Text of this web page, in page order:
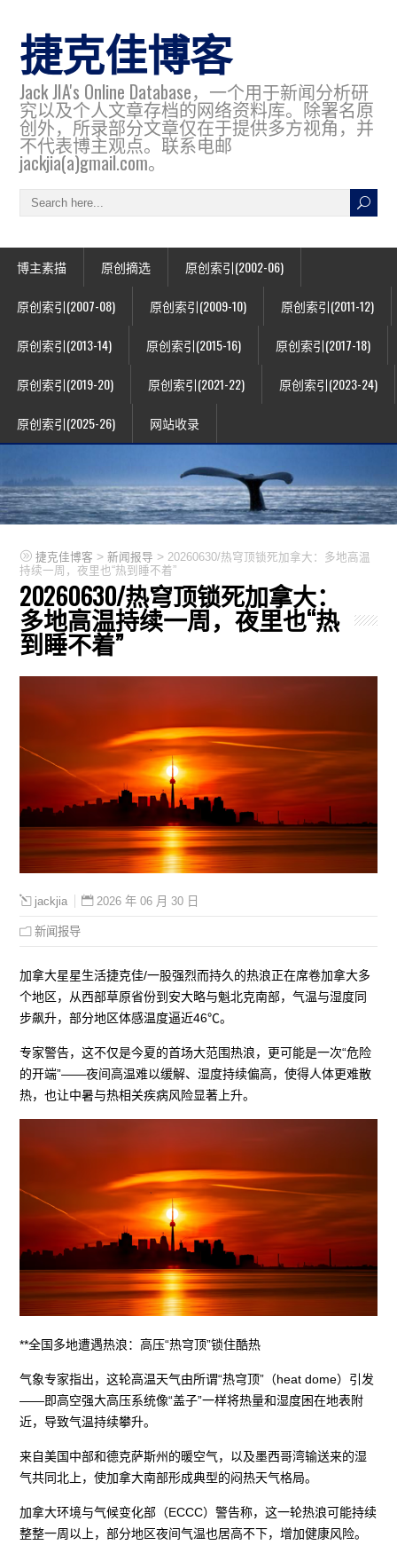
捷克佳博客
Jack JIA's Online Database，一个用于新闻分析研
究以及个人文章存档的网络资料库。除署名原
创外，所录部分文章仅在于提供多方视角，并
不代表博主观点。联系电邮
jackjia(a)gmail.com。
博主素描 原创摘选 原创索引(2002-06)
原创索引(2007-08) 原创索引(2009-10) 原创索引(2011-12)
原创索引(2013-14) 原创索引(2015-16) 原创索引(2017-18)
原创索引(2019-20) 原创索引(2021-22) 原创索引(2023-24)
原创索引(2025-26) 网站收录
捷克佳博客 >新闻报导 > 20260630/热穹顶锁死加拿大：多地高温
持续一周，夜里也“热到睡不着”
20260630/热穹顶锁死加拿大：
多地高温持续一周，夜里也“热
到睡不着”
jackjia 2026 年 06 月 30 日
新闻报导
加拿大星星生活捷克佳/一股强烈而持久的热浪正在席卷加拿大多
个地区，从西部草原省份到安大略与魁北克南部，气温与湿度同
步飙升，部分地区体感温度逼近46℃。
专家警告，这不仅是今夏的首场大范围热浪，更可能是一次“危险
的开端”——夜间高温难以缓解、湿度持续偏高，使得人体更难散
热，也让中暑与热相关疾病风险显著上升。
**全国多地遭遇热浪：高压“热穹顶”锁住酷热
气象专家指出，这轮高温天气由所谓“热穹顶”（heat dome）引发
——即高空强大高压系统像“盖子”一样将热量和湿度困在地表附
近，导致气温持续攀升。
来自美国中部和德克萨斯州的暖空气，以及墨西哥湾输送来的湿
气共同北上，使加拿大南部形成典型的闷热天气格局。
加拿大环境与气候变化部（ECCC）警告称，这一轮热浪可能持续
整整一周以上，部分地区夜间气温也居高不下，增加健康风险。